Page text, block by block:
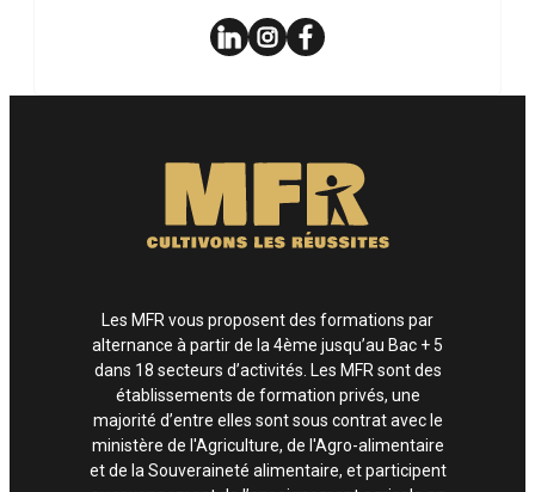
Les MFR vous proposent des formations par
alternance à partir de la 4ème jusqu’au Bac + 5
dans 18 secteurs d’activités. Les MFR sont des
établissements de formation privés, une
majorité d’entre elles sont sous contrat avec le
ministère de l'Agriculture, de l'Agro-alimentaire
et de la Souveraineté alimentaire, et participent